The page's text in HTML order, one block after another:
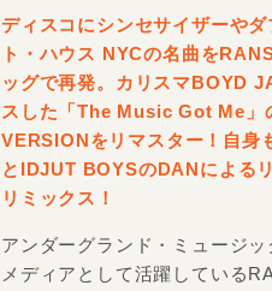
ディスコにシンセサイザーや
ト・ハウス NYCの名曲を
ッグで再発。カリスマBOYD
スした「The Music Got Me
VERSIONをリマスター！自身
とIDJUT BOYSのDANによる
リミックス！
アンダーグランド・ミュージ
メディアとして活躍している